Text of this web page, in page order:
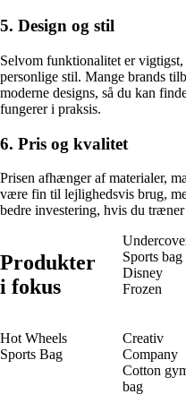
5. Design og stil
Selvom funktionalitet er vigtigst,
personlige stil. Mange brands
moderne designs, så du kan
fungerer i praksis.
6. Pris og kvalitet
Prisen afhænger af materialer,
være fin til lejlighedsvis brug,
bedre investering, hvis du
Produkter
i fokus
Sports bag
Disney
Frozen
Hot Wheels
Sports Bag
Creativ
Company
Cotton
bag